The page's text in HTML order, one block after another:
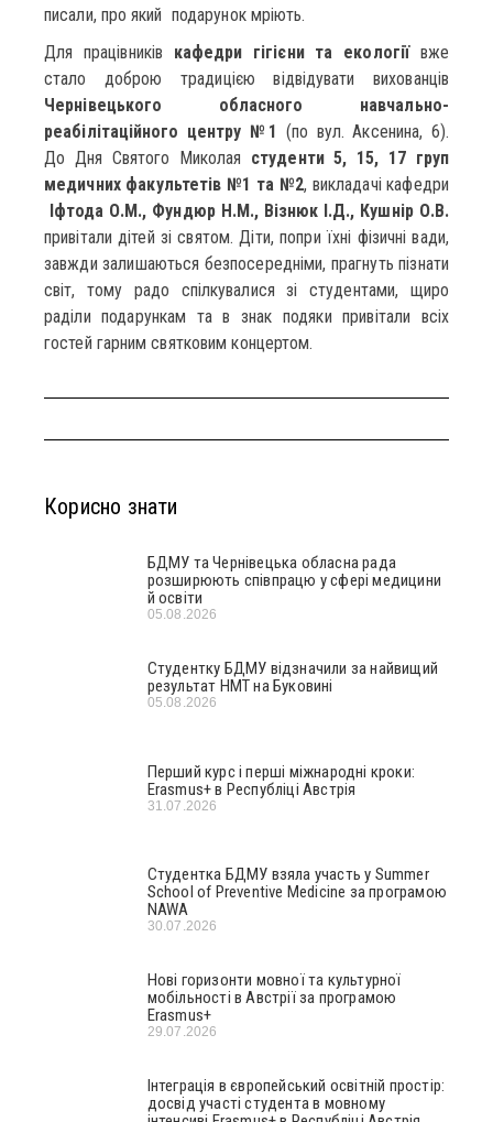
писали, про який подарунок мріють.
Для працівників кафедри гігієни та екології вже
стало доброю традицією відвідувати вихованців
Чернівецького обласного навчально-
реабілітаційного центру №1 (по вул. Аксенина, 6).
До Дня Святого Миколая студенти 5, 15, 17 груп
медичних факультетів №1 та №2, викладачі кафедри
Іфтода О.М., Фундюр Н.М., Візнюк І.Д., Кушнір О.В.
привітали дітей зі святом. Діти, попри їхні фізичні вади,
завжди залишаються безпосередніми, прагнуть пізнати
світ, тому радо спілкувалися зі студентами, щиро
раділи подарункам та в знак подяки привітали всіх
гостей гарним святковим концертом.
Корисно знати
БДМУ та Чернівецька обласна рада
розширюють співпрацю у сфері медицини
й освіти
05.08.2026
Студентку БДМУ відзначили за найвищий
результат НМТ на Буковині
05.08.2026
Перший курс і перші міжнародні кроки:
Erasmus+ в Республіці Австрія
31.07.2026
Студентка БДМУ взяла участь у Summer
School of Preventive Medicine за програмою
NAWA
30.07.2026
Нові горизонти мовної та культурної
мобільності в Австрії за програмою
Erasmus+
29.07.2026
Інтеграція в європейський освітній простір:
досвід участі студента в мовному